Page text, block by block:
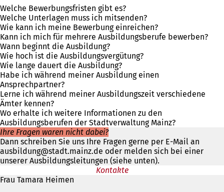
Welche Bewerbungsfristen gibt es?
Welche Unterlagen muss ich mitsenden?
Wie kann ich meine Bewerbung einreichen?
Kann ich mich für mehrere Ausbildungsberufe bewerben?
Wann beginnt die Ausbildung?
Wie hoch ist die Ausbildungsvergütung?
Wie lange dauert die Ausbildung?
Habe ich während meiner Ausbildung einen
Ansprechpartner?
Lerne ich während meiner Ausbildungszeit verschiedene
Ämter kennen?
Wo erhalte ich weitere Informationen zu den
Ausbildungsberufen der Stadtverwaltung Mainz?
Ihre Fragen waren nicht dabei?
Dann schreiben Sie uns Ihre Fragen gerne per E-Mail an
ausbildung@stadt.mainz.de oder melden sich bei einer
unserer Ausbildungsleitungen (siehe unten).
Kontakte
Frau Tamara Heimen